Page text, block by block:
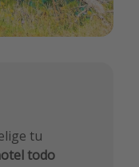
tu
todo